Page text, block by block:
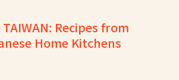
TAIWAN: Recipes from
Home Kitchens